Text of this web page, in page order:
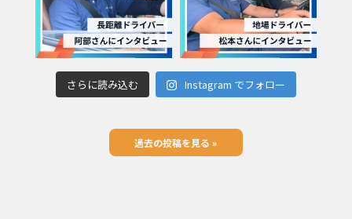
さらに読み込む Instagram でフォロー
過去の投稿を見る »